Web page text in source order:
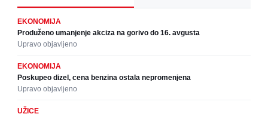
EKONOMIJA
Produženo umanjenje akciza na gorivo do 16. avgusta
Upravo objavljeno
EKONOMIJA
Poskupeo dizel, cena benzina ostala nepromenjena
Upravo objavljeno
UŽICE